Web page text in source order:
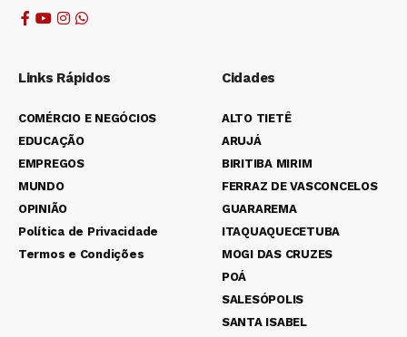
Links Rápidos
COMÉRCIO E NEGÓCIOS
EDUCAÇÃO
EMPREGOS
MUNDO
OPINIÃO
Política de Privacidade
Termos e Condições
Cidades
ALTO TIETÊ
ARUJÁ
BIRITIBA MIRIM
FERRAZ DE VASCONCELOS
GUARAREMA
ITAQUAQUECETUBA
MOGI DAS CRUZES
POÁ
SALESÓPOLIS
SANTA ISABEL